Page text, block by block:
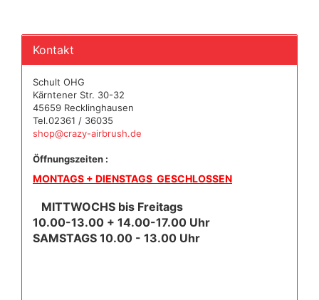
Kontakt
Schult OHG
Kärntener Str. 30-32
45659 Recklinghausen
Tel.02361 / 36035
shop@crazy-airbrush.de
Öffnungszeiten :
MONTAGS + DIENSTAGS GESCHLOSSEN
MITTWOCHS bis Freitags
10.00-13.00 + 14.00-17.00 Uhr
SAMSTAGS 10.00 - 13.00 Uhr